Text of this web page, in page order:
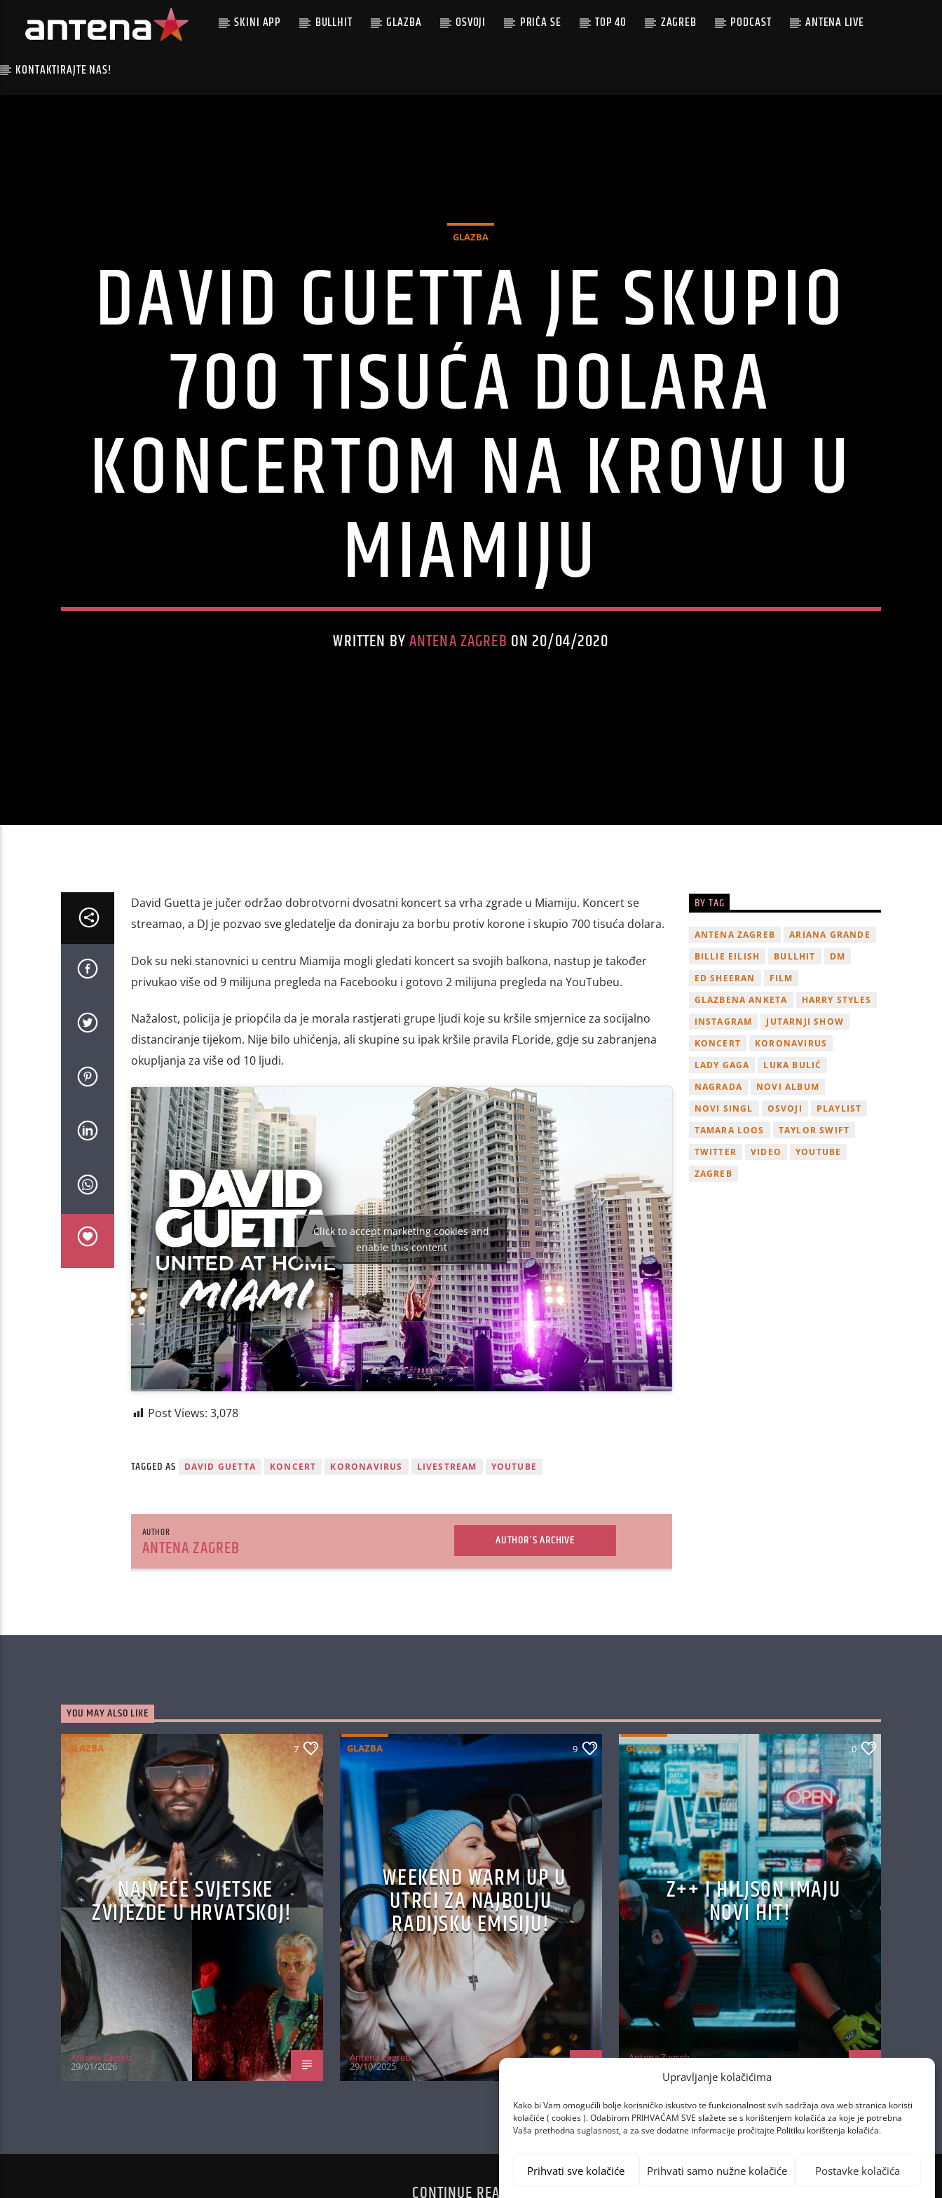
Upravljanje kolačićima
Kako bi Vam omogućili bolje korisničko iskustvo te funkcionalnost svih sadržaja ova web stranica koristi
kolačiće ( cookies ). Odabirom PRIHVAĆAM SVE slažete se s korištenjem kolačića za koje je potrebna
Vaša prethodna suglasnost, a za sve dodatne informacije pročitajte Politiku korištenja kolačića.
Prihvati sve kolačiće Prihvati samo nužne kolačiće Postavke kolačića
SKINI APP BULLHIT GLAZBA OSVOJI PRIČA SE TOP 40 ZAGREB PODCAST ANTENA LIVE
KONTAKTIRAJTE NAS!
GLAZBA
DAVID GUETTA JE SKUPIO
700 TISUĆA DOLARA
KONCERTOM NA KROVU U
MIAMIJU
WRITTEN BYANTENA ZAGREB ON 20/04/2020
David Guetta je jučer održao dobrotvorni dvosatni koncert sa vrha zgrade u Miamiju. Koncert se
streamao, a DJ je pozvao sve gledatelje da doniraju za borbu protiv korone i skupio 700 tisuća dolara.
Dok su neki stanovnici u centru Miamija mogli gledati koncert sa svojih balkona, nastup je također
privukao više od 9 milijuna pregleda na Facebooku i gotovo 2 milijuna pregleda na YouTubeu.
Nažalost, policija je priopćila da je morala rastjerati grupe ljudi koje su kršile smjernice za socijalno
distanciranje tijekom. Nije bilo uhićenja, ali skupine su ipak kršile pravila FLoride, gdje su zabranjena
okupljanja za više od 10 ljudi.
Click to accept marketing cookies and
enable this content
Post Views: 3,078
TAGGED AS DAVID GUETTA KONCERT KORONAVIRUS LIVESTREAM YOUTUBE
AUTHOR
ANTENA ZAGREB AUTHOR'S ARCHIVE
BY TAG
ANTENA ZAGREB
ARIANA GRANDE
BILLIE EILISH
BULLHIT
DM
ED SHEERAN
FILM
GLAZBENA ANKETA
HARRY STYLES
INSTAGRAM
JUTARNJI SHOW
KONCERT
KORONAVIRUS
LADY GAGA
LUKA BULIĆ
NAGRADA
NOVI ALBUM
NOVI SINGL
OSVOJI
PLAYLIST
TAMARA LOOS
TAYLOR SWIFT
TWITTER
VIDEO
YOUTUBE
ZAGREB
YOU MAY ALSO LIKE
GLAZBA 7
NAJVEĆE SVJETSKE
ZVIJEZDE U HRVATSKOJ!
Antena Zagreb
29/01/2026
GLAZBA 9
WEEKEND WARM UP U
UTRCI ZA NAJBOLJU
RADIJSKU EMISIJU!
Antena Zagreb
29/10/2025
GLAZBA 0
Z++ I HILJSON IMAJU
NOVI HIT!
Antena Zagreb
CONTINUE READING